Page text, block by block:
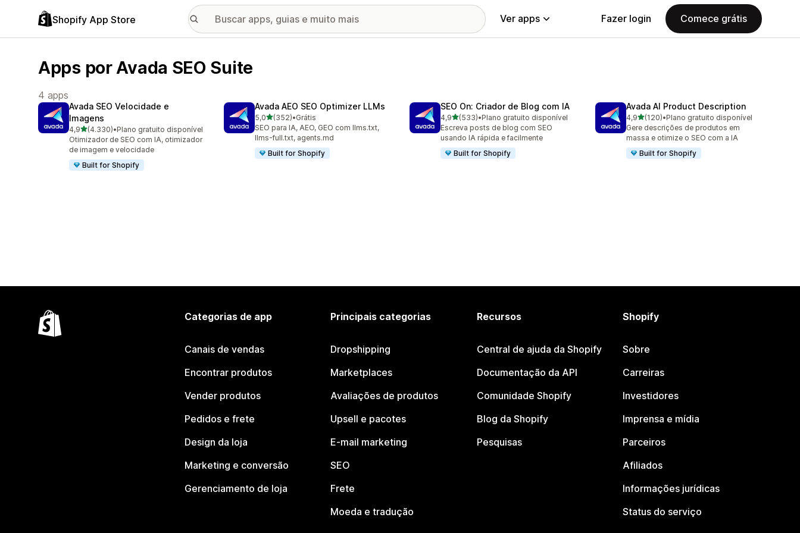
Shopify App Store Ver apps Fazer login Comece grátis
Apps por Avada SEO Suite
4 apps
Avada SEO Velocidade e
Imagens
4,9de 5 estrelas
(4.330)
4330 avaliações ao todo
•Plano gratuito disponível
Otimizador de SEO com IA, otimizador
de imagem e velocidade
Built for Shopify
Avada AEO SEO Optimizer LLMs
5,0de 5 estrelas
(352)
352 avaliações ao todo
•Grátis
SEO para IA, AEO, GEO com llms.txt,
llms-full.txt, agents.md
Built for Shopify
SEO On: Criador de Blog com IA
4,9de 5 estrelas
(533)
533 avaliações ao todo
•Plano gratuito disponível
Escreva posts de blog com SEO
usando IA rápida e facilmente
Built for Shopify
Avada AI Product Description
4,9de 5 estrelas
(120)
120 avaliações ao todo
•Plano gratuito disponível
Gere descrições de produtos em
massa e otimize o SEO com a IA
Built for Shopify
Categorias de app
Canais de vendas
Encontrar produtos
Vender produtos
Pedidos e frete
Design da loja
Marketing e conversão
Gerenciamento de loja
Principais categorias
Dropshipping
Marketplaces
Avaliações de produtos
Upsell e pacotes
E-mail marketing
SEO
Frete
Moeda e tradução
Recursos
Central de ajuda da Shopify
Documentação da API
Comunidade Shopify
Blog da Shopify
Pesquisas
Shopify
Sobre
Carreiras
Investidores
Imprensa e mídia
Parceiros
Afiliados
Informações jurídicas
Status do serviço